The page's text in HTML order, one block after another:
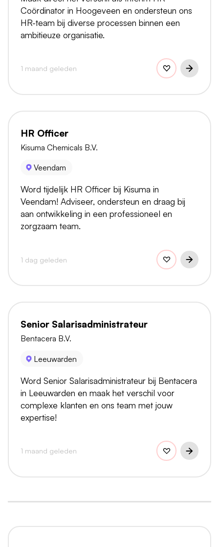
Coördinator in Hoogeveen en ondersteun ons
HR-team bij diverse processen binnen een
ambitieuze organisatie.
1 maand geleden
HR Officer
Kisuma Chemicals B.V.
Veendam
Word tijdelijk HR Officer bij Kisuma in
Veendam! Adviseer, ondersteun en draag bij
aan ontwikkeling in een professioneel en
zorgzaam team.
1 dag geleden
Senior Salarisadministrateur
Bentacera B.V.
Leeuwarden
Word Senior Salarisadministrateur bij Bentacera
in Leeuwarden en maak het verschil voor
complexe klanten en ons team met jouw
expertise!
1 maand geleden